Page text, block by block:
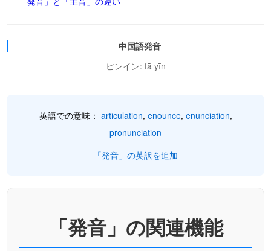
中国語発音
ピンイン: fā yīn
英語での意味： articulation, enounce, enunciation,
pronunciation
「発音」の英訳を追加
「発音」の関連機能